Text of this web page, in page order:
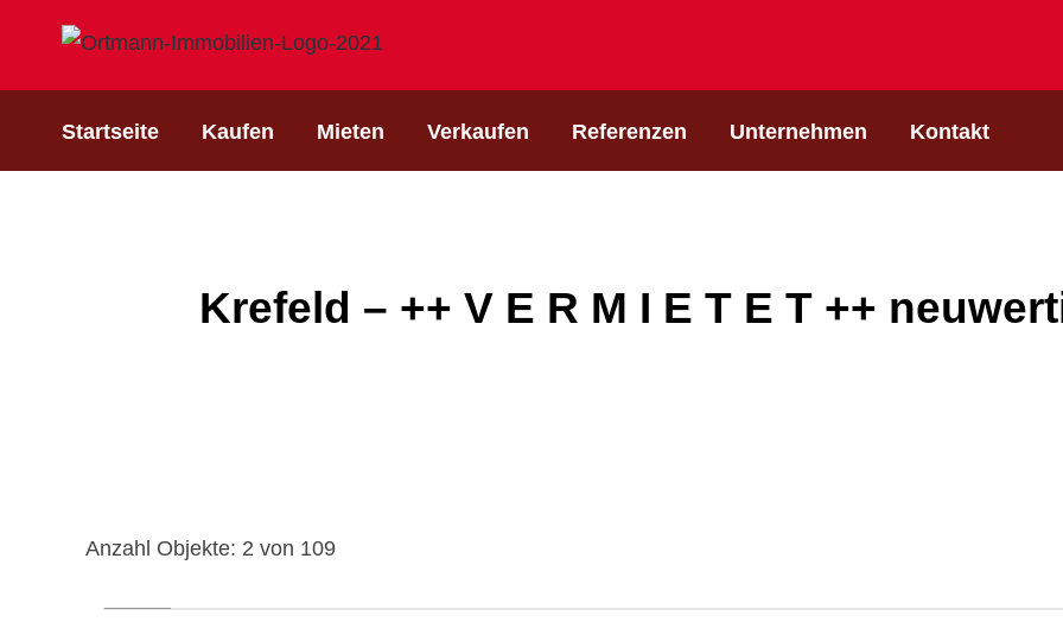
Startseite Kaufen Mieten Verkaufen Referenzen Unternehmen Kontakt
Krefeld – ++ V E R M I E T E T ++
Anzahl Objekte: 2 von 109